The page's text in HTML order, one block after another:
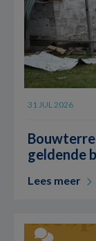
31 JUL 2026
geldende
Lees meer